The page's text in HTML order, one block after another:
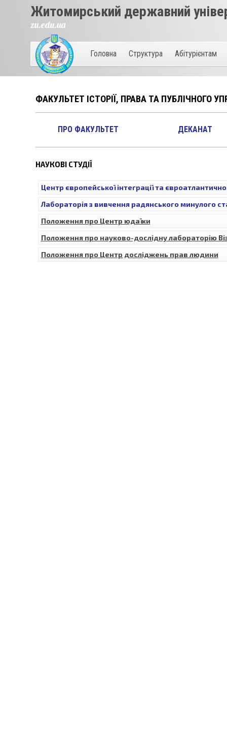
Житомирський державний
zu.edu.ua
Головна Структура Абітурієнтам
ФАКУЛЬТЕТ ІСТОРІЇ, ПРАВА ТА ПУБЛІЧНОГО
ПРО ФАКУЛЬТЕТ ДЕКАНАТ
НАУКОВІ СТУДІЇ
Центр європейської інтеграції та
Лабораторія з вивчення радянського минулого
Положення про Центр юдаїки
Положення про науково-дослідну лабораторію
Положення про Центр досліджень прав людини